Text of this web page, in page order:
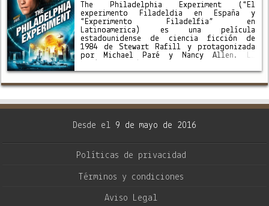
The Philadelphia Experiment (“El
experimento Filadeldia en España y
“Experimento Filadelfia” en
Latinoamerica) es una película
estadounidense de ciencia ficción de
1984 de Stewart Rafill y protagonizada
por Michael Paré y Nancy Allen. La
ciencia ficción The Philadelphia
Experiment: Project Invisibility” de
Charles Berlitz y William L. Moore …
Desde el 9 de mayo de 2016
Políticas de privacidad
Términos y condiciones
Aviso Legal